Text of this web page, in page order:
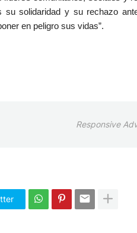
solidaridad y su rechazo
en peligro sus vidas”.
Responsive